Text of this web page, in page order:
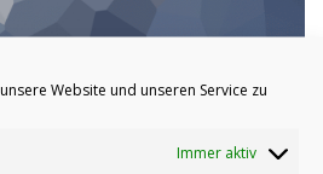
Website und unseren Service zu
Immer aktiv
of The Thinking Corporation,
of contributing new ideas, the